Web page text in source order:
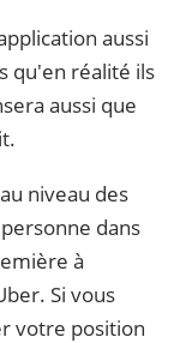
aussi
qu'en réalité ils
aussi que
niveau des
dans
à
Si vous
votre position